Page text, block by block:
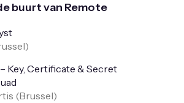
buurt van Remote
)
Key, Certificate & Secret
(Brussel)